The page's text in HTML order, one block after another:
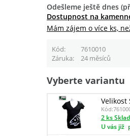
Odešleme ještě dnes
Dostupnost na
Mám zájem o více ks,
Kód 7610010
Záruka
24 měsíců
Vyberte variantu
Velikost
Kód:
2 ks
U vás již